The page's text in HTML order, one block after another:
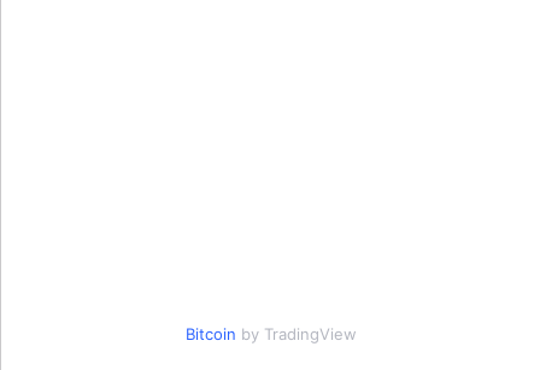
Bitcoin by TradingView